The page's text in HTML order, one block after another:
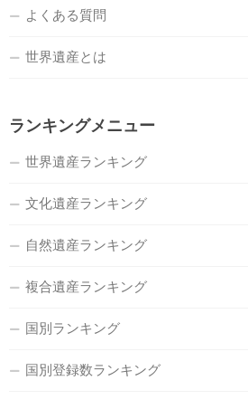
よくある質問
世界遺産とは
ランキングメニュー
世界遺産ランキング
文化遺産ランキング
自然遺産ランキング
複合遺産ランキング
国別ランキング
国別登録数ランキング